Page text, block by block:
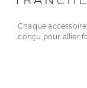
Chaque
conçu pour allier